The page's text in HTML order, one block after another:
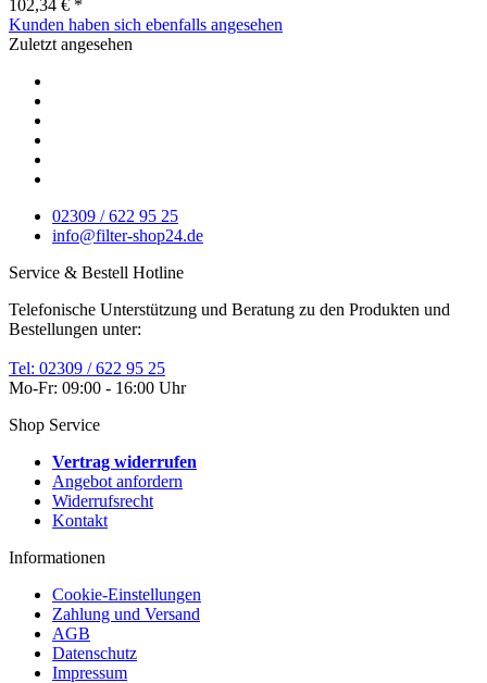
102,34 € *
Kunden haben sich ebenfalls angesehen
Zuletzt angesehen
02309 / 622 95 25
info@filter-shop24.de
Service & Bestell Hotline
Telefonische Unterstützung und Beratung zu den Produkten und
Bestellungen unter:
Tel: 02309 / 622 95 25
Mo-Fr: 09:00 - 16:00 Uhr
Shop Service
Vertrag widerrufen
Angebot anfordern
Widerrufsrecht
Kontakt
Informationen
Cookie-Einstellungen
Zahlung und Versand
AGB
Datenschutz
Impressum